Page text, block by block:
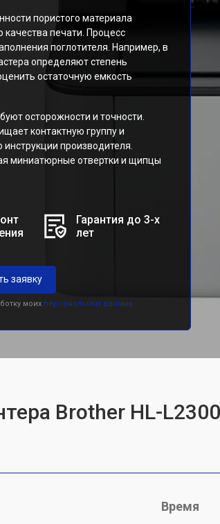
пористого материала
печати. Процесс
поглотителя. Например, в
определяют степень
остаточную емкость
осторожности и точности.
контактную группу и
производителя.
миниатюрные отвертки и щипцы
Гарантия до 3-х
лет
заявку
моих персональных данных.
Brother HL-
Время